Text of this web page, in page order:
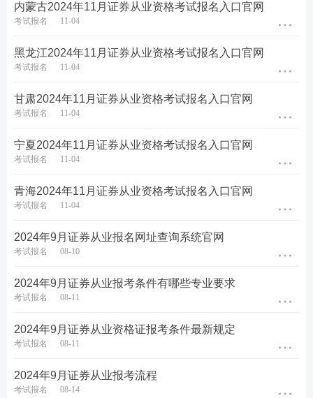
第三步：阅读承诺书，勾选“我已阅读并承诺”，进行
下一步。
内蒙古2024年11月证券从业资格考试报名入口官网
考试报名 11-04
黑龙江2024年11月证券从业资格考试报名入口官网
考试报名 11-04
甘肃2024年11月证券从业资格考试报名入口官网
考试报名 11-04
宁夏2024年11月证券从业资格考试报名入口官网
考试报名 11-04
青海2024年11月证券从业资格考试报名入口官网
考试报名 11-04
2024年9月证券从业报名网址查询系统官网
考试报名 08-10
2024年9月证券从业报考条件有哪些专业要求
考试报名 08-11
2024年9月证券从业资格证报考条件最新规定
考试报名 08-11
2024年9月证券从业报考流程
考试报名 08-14